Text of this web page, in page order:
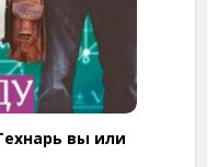
вы или